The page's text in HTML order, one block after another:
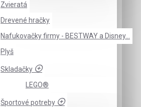
Zvieratá
Drevené hračky
Nafukovačky firmy - BESTWAY a Disney...
Plyš
Skladačky
LEGO®
Športové potreby